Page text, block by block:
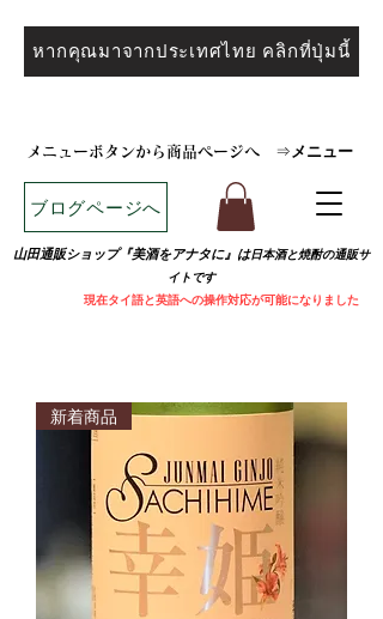
หากคุณมาจากประเทศไทย คลิกที่ปุ่มนี้
メニューボタンから商品ページへ ⇒ メニュー
ブログページへ
山田通販ショップ『美酒をアナタに』は日本酒と焼酎の通販サ
イトです
現在タイ語と英語への操作対応が可能になりました
新着商品